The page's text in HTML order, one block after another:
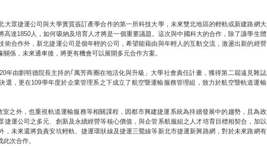
大眾捷運公司與大學實質簽訂產學合作的第一所科技大學，未來雙北地區的輕軌或新建路網大
達1850人，如何吸納及培育人才將是一個重要議題。這次與中國科大的合作，除了讓學生體
術合作外，新北捷運公司是個年輕的公司，希望能藉由與年輕人的互動交流，激盪出新的經營
係，未來通車後，將更有機會可以展開多元合作方案。
年由劉明德院長主持的｢萬芳商圈在地活化與升級」大學社會責任計畫，獲得第二屆遠見雜誌
選，更在109學年度於企業管理系之下成立了航空暨運輸服務管理組，致力於航空暨軌道運輸
之外，也重視軌道運輸服務等相關課程，因都市興建捷運系統為持續發展中的趨勢，且為政
捷運公司之多元、創新及永續經營等核心價值，與企管系航服組之人才培育目標相契合，加以
，未來還將負責安坑輕軌、捷運環狀線及捷運三鶯線等新北市捷運新興路網，對於未來路網有
次合作。